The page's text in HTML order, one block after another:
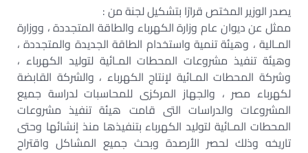
يصدر الوزير المختص قرارًا بتشكيل لجنة من :
ممثل عن ديوان عام وزارة الكهرباء والطاقة المتجددة ، ووزارة
المـالية ، وهيئة تنمية واستخدام الطاقة الجديدة والمتجددة ،
وهيئة تنفيذ مشروعات المحطات المـائية لتوليد الكهرباء ،
وشركة المحطات المـائية لإنتاج الكهرباء ، والشركة القابضة
لكهرباء مصر ، والجهاز المركزى للمحاسبات لدراسة جميع
المشروعات والدراسات التى قامت هيئة تنفيذ مشروعات
المحطات المـائية لتوليد الكهرباء بتنفيذها منذ إنشائها وحتى
تاريخه وذلك لحصر الأرصدة وبحث جميع المشاكل واقتراح